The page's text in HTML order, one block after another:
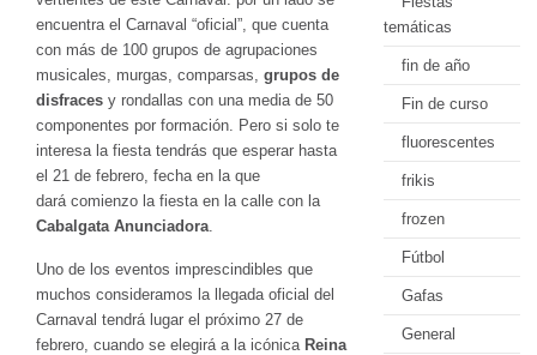
encuentra el Carnaval “oficial”, que cuenta
con más de 100 grupos de agrupaciones
musicales, murgas, comparsas, grupos de
disfraces y rondallas con una media de 50
componentes por formación. Pero si solo te
interesa la fiesta tendrás que esperar hasta
el 21 de febrero, fecha en la que
dará comienzo la fiesta en la calle con la
Cabalgata Anunciadora
Uno de los eventos imprescindibles que
muchos consideramos la llegada oficial del
Carnaval tendrá lugar el próximo 27 de
febrero, cuando se elegirá a la icónica Reina
temáticas
fin de año
Fin de curso
fluorescentes
frikis
frozen
Fútbol
Gafas
General